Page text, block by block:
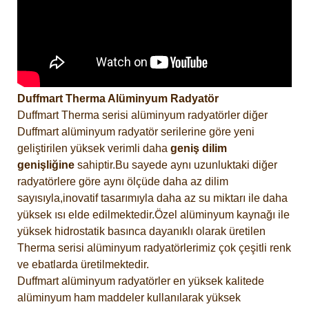
Duffmart Therma Alüminyum Radyatör
Duffmart Therma serisi alüminyum radyatörler diğer
Duffmart alüminyum radyatör serilerine göre yeni
geliştirilen yüksek verimli daha geniş dilim
genişliğine sahiptir.Bu sayede aynı uzunluktaki diğer
radyatörlere göre aynı ölçüde daha az dilim
sayısıyla,inovatif tasarımıyla daha az su miktarı ile daha
yüksek ısı elde edilmektedir.Özel alüminyum kaynağı ile
yüksek hidrostatik basınca dayanıklı olarak üretilen
Therma serisi alüminyum radyatörlerimiz çok çeşitli renk
ve ebatlarda üretilmektedir.
Duffmart alüminyum radyatörler en yüksek kalitede
alüminyum ham maddeler kullanılarak yüksek